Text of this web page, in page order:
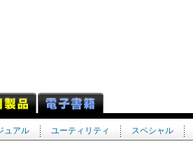
ュアル ユーティリティ スペシャル